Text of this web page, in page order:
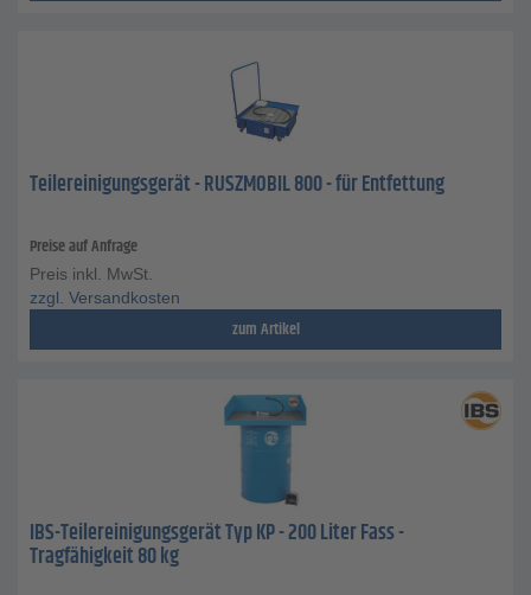
Teilereinigungsgerät - RUSZMOBIL 800 - für Entfettung
Preise auf Anfrage
Preis inkl. MwSt.
zzgl. Versandkosten
zum Artikel
IBS-Teilereinigungsgerät Typ KP - 200 Liter Fass -
Tragfähigkeit 80 kg